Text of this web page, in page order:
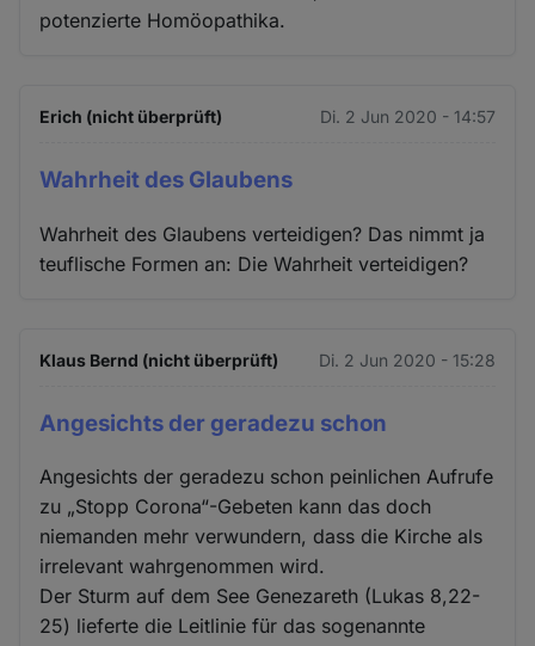
potenzierte Homöopathika.
Erich (nicht überprüft) Di. 2 Jun 2020 - 14:57
Wahrheit des Glaubens
Wahrheit des Glaubens verteidigen? Das nimmt ja
teuflische Formen an: Die Wahrheit verteidigen?
Klaus Bernd (nicht überprüft) Di. 2 Jun 2020 - 15:28
Angesichts der geradezu schon
Angesichts der geradezu schon peinlichen Aufrufe
zu „Stopp Corona“-Gebeten kann das doch
niemanden mehr verwundern, dass die Kirche als
irrelevant wahrgenommen wird.
Der Sturm auf dem See Genezareth (Lukas 8,22-
25) lieferte die Leitlinie für das sogenannte